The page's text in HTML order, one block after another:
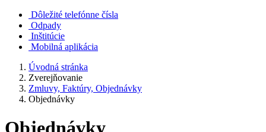
Dôležité telefónne čísla
Odpady
Inštitúcie
Mobilná aplikácia
Úvodná stránka
Zverejňovanie
Zmluvy, Faktúry, Objednávky
Objednávky